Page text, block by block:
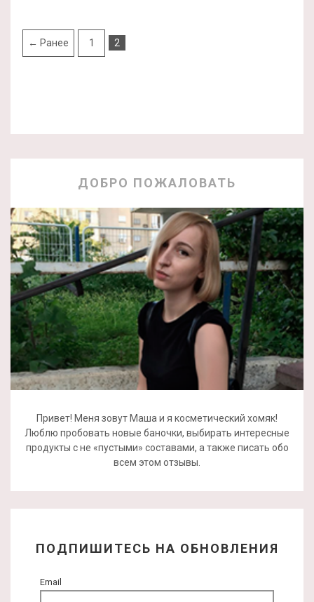
← Ранее 1 2
ДОБРО ПОЖАЛОВАТЬ
Привет! Меня зовут Маша и я косметический хомяк!
Люблю пробовать новые баночки, выбирать интересные
продукты с не «пустыми» составами, а также писать обо
всем этом отзывы.
ПОДПИШИТЕСЬ НА ОБНОВЛЕНИЯ
Email